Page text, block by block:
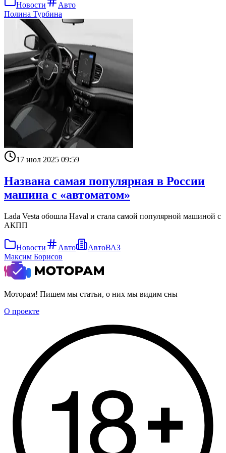
Новости
Авто
Полина Турбина
17 июл 2025 09:59
Названа самая популярная в России
машина с «автоматом»
Lada Vesta обошла Haval и стала самой популярной машиной с
АКПП
Новости Авто
АвтоВАЗ
Максим Борисов
Моторам! Пишем мы статьи, о них мы видим сны
О проекте